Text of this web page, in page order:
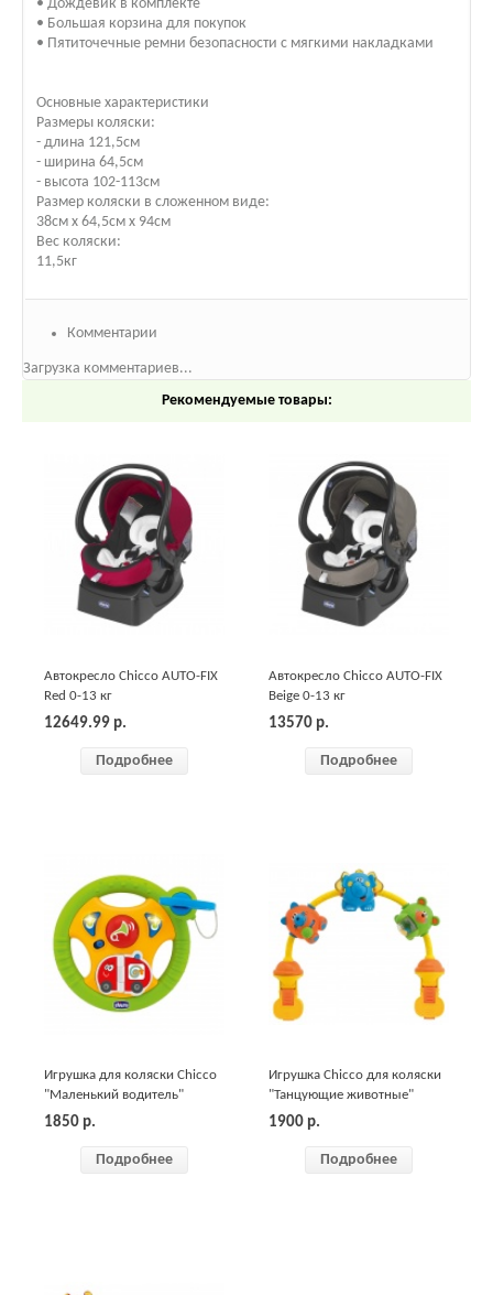
• Дождевик в комплекте
• Большая корзина для покупок
• Пятиточечные ремни безопасности с мягкими накладками
Основные характеристики
Размеры коляски:
- длина 121,5см
- ширина 64,5см
- высота 102-113см
Размер коляски в сложенном виде:
38см х 64,5см х 94см
Вес коляски:
11,5кг
Комментарии
Загрузка комментариев...
Рекомендуемые товары:
Автокресло Chicco AUTO-FIX
Red 0-13 кг
12649.99 р.
Подробнее
Автокресло Chicco AUTO-FIX
Beige 0-13 кг
13570 р.
Подробнее
Игрушка для коляски Chicco
"Маленький водитель"
1850 р.
Подробнее
Игрушка Chicco для коляски
"Танцующие животные"
1900 р.
Подробнее